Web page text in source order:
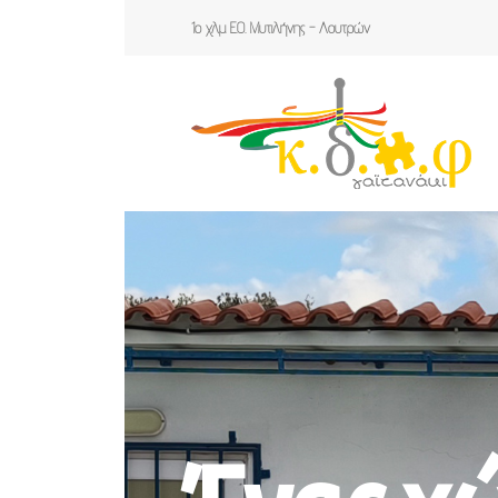
1ο χλμ Ε.Ο. Μυτιλήνης - Λουτρών